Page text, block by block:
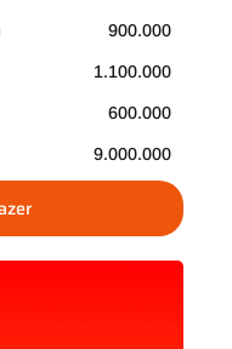
900.000
1.100.000
600.000
9.000.000